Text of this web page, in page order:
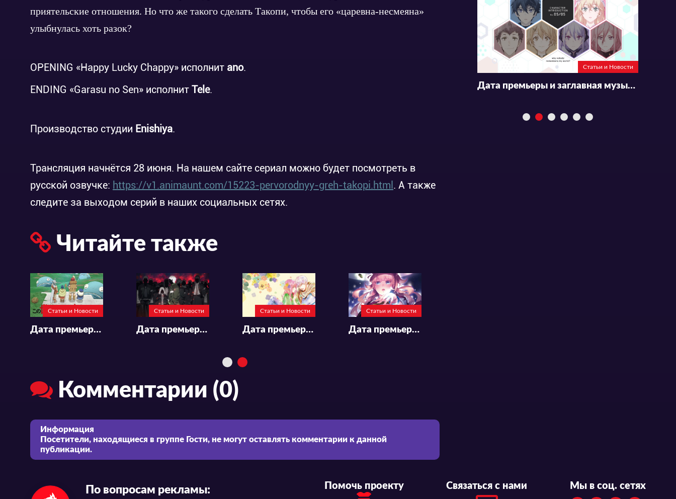
приятельские отношения. Но что же такого сделать Такопи, чтобы его «царевна-несмеяна»
улыбнулась хоть разок?
OPENING «Happy Lucky Chappy» исполнит ano.
ENDING «Garasu no Sen» исполнит Tele.
Производство студии Enishiya.
Трансляция начнётся 28 июня. На нашем сайте сериал можно будет посмотреть в
русской озвучке: https://v1.animaunt.com/15223-pervorodnyy-greh-takopi.html . А также
следите за выходом серий в наших социальных сетях.
Читайте также
Статьи и Новости
Дата премьеры и дополнительный актёрский состав аниме «Kono Sekai wa Fukanzen Sugiru»
Статьи и Новости
Дата премьеры и подробности к аниме «Wind Breaker»
Статьи и Новости
Дата премьеры и подробности аниме «Yubisaki to Renren»
Статьи и Новости
Дата премьеры, трейлер, новый постер и подробности к аниме «Kekkon Yubiwa Monogatari»
Комментарии (0)
Информация
Посетители, находящиеся в группе Гости, не могут оставлять комментарии к данной
публикации.
Статьи и Новости
Дата премьеры и заглавная музыкальная тема аниме «Naze Boku no Sekai wo Daremo Oboeteinai no ka?»
По вопросам рекламы: Помочь проекту Связаться с нами Мы в соц. сетях